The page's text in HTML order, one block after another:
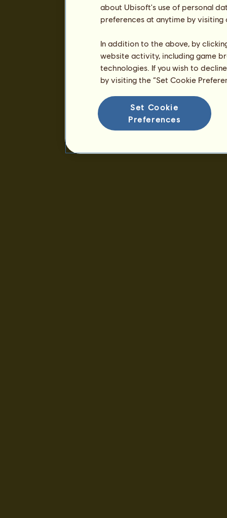
about Ubisoft's use of personal
preferences at anytime by
In addition to the above, by
website activity, including game
technologies. If you wish to
by visiting the “Set Cookie
Set Cookie
Preferences